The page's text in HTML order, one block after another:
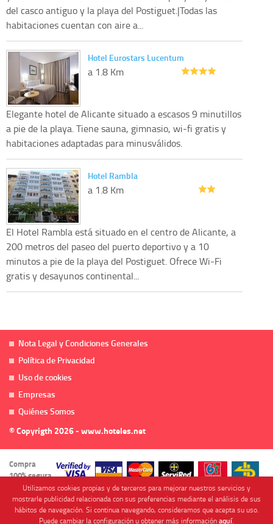
del casco antiguo y la playa del Postiguet.|Todas las
habitaciones cuentan con aire a...
Hotel Eurostars Lucentum
a 1.8 Km
Elegante hotel de Alicante situado a escasos 9 minutillos
a pie de la playa. Tiene sauna, gimnasio, wi-fi gratis y
habitaciones adaptadas para minusválidos.
Hotel Rambla
a 1.8 Km
El Hotel Rambla está situado en el centro de Alicante, a
200 metros del paseo del puerto deportivo y a 10
minutos a pie de la playa del Postiguet. Ofrece Wi-Fi
gratis y desayunos continental...
Nota Legal y Condiciones Generales
Política de Privacidad
Uso de cookies
Empresas
Quiénes Somos
© Copyrigth 2026 - www.hoteles.net
Compra
100% segura
Utilizamos cookies propias y de terceros para mejorar nuestros servicios y
mostrarle publicidad relacionada con sus preferencias mediante el análisis de sus
hábitos de navegación. Si continua navegando, consideramos que acepta su uso.
Puede cambiar la configuración u obtener más informaciónaquí.